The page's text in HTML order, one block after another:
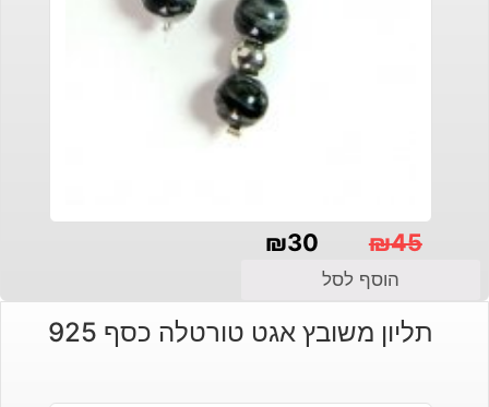
₪45
המקורי
היה:
₪30
הנוכחי
הוא:
הוסף לסל
תליון משובץ אגט טורטלה כסף 925